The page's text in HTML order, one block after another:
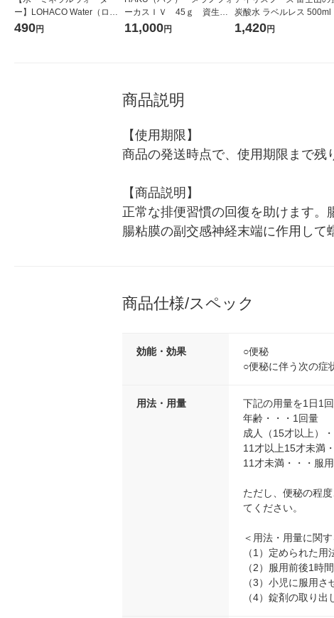
ー】LOHACO Water（ロハ
コウォーター）2L ラベルレ
490円
ーカスＩＶ 45ｇ 資生
堂 おまけ付き
11,000円
炭酸水 ラベルレス 500ml
箱（24本入）
1,420円
商品説明
【使用期限】
商品の発送時点で、使用期限まで残
【商品説明】
正常な排便習慣の回復を助けます
腸粘膜の副交感神経末端に作用して
商品仕様/スペック
効能・効果
○便秘
○便秘に伴う次の症
用法・用量
下記の用量を1日1
年齢・・・1回量
成人（15才以上）
11才以上15才未満
11才未満・・・服
ただし、便秘の程
てください。
＜用法・用量に関
（1）定められた用
（2）服用前後1時
（3）小児に服用
（4）錠剤の取り